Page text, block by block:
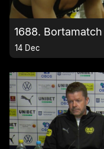
1688.
14 Dec